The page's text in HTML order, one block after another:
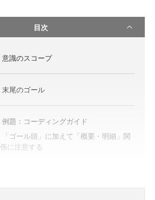
目次
意識のスコープ
末尾のゴール
例題：コーディングガイド
「ゴール頭」に加えて「概要・明細」関
係に注意する